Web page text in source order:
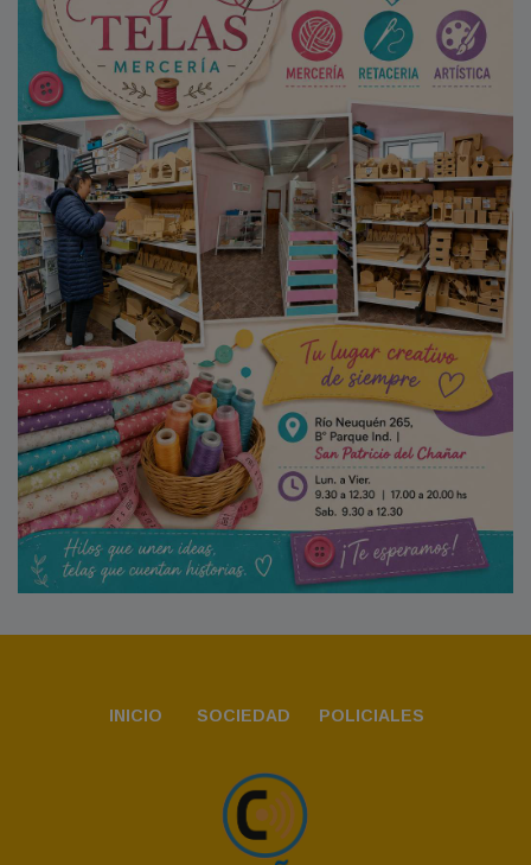
INICIO SOCIEDAD POLICIALES